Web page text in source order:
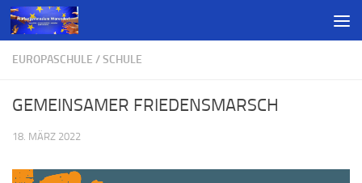
EUROPASCHULE /SCHULE
GEMEINSAMER FRIEDENSMARSCH
18. MÄRZ 2022